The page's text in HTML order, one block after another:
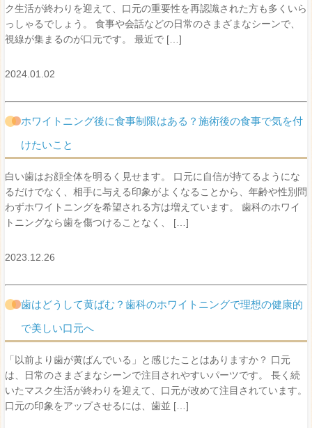
ク生活が終わりを迎えて、口元の重要性を再認識された方も多くいら
っしゃるでしょう。 食事や会話などの日常のさまざまなシーンで、
視線が集まるのが口元です。 最近で […]
2024.01.02
ホワイトニング後に食事制限はある？施術後の食事で気を付
けたいこと
白い歯はお顔全体を明るく見せます。 口元に自信が持てるようにな
るだけでなく、相手に与える印象がよくなることから、年齢や性別問
わずホワイトニングを希望される方は増えています。 歯科のホワイ
トニングなら歯を傷つけることなく、 […]
2023.12.26
歯はどうして黄ばむ？歯科のホワイトニングで理想の健康的
で美しい口元へ
「以前より歯が黄ばんでいる」と感じたことはありますか？ 口元
は、日常のさまざまなシーンで注目されやすいパーツです。 長く続
いたマスク生活が終わりを迎えて、口元が改めて注目されています。
口元の印象をアップさせるには、歯並 […]